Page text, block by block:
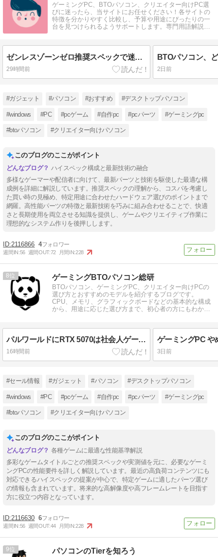
ゲーミングPC、BTOパソコン、クリエイター向けPC選
びに迷ったら、当サイトにお任せください！各サイトの
特徴を分かりやすく比較し、予算や用途にぴったりの一
台を見つけられるようサポートします。専門用語解説付
ゼンレスゾーンゼロ推奨スペックで迷ったら見るべき構成ガイド
29時間前
BTOパソコン、
2日前
#ガジェット #パソコン #おすすめ #デスクトップパソコン
#windows #PC #pcゲーム #自作pc #pcパーツ #ゲーミングpc
#btoパソコン #クリエイター向けパソコン
このブログのここがポイント
ハイスペック構成と最新技術の融合
多様なゲーマーや配信者に向けて、最新パーツと技術を駆使した最適な構
成例を詳細に解説しています。推奨スペックの理解から、コスパを考慮し
た買い時の見極め、特定用途に合わせたハードウェア選びのポイントまで
網羅。高性能パーツの特徴と最新技術を巧みに組み合わせることで、快適
さと長期使用を両立させる知識を提供し、ゲームやクリエイティブ作業に
理想的なシステム作りを後押しします。
2116866 4
週間IN:56 週間OUT:72 月間IN:228
8 ゲーミングBTOパソコン総研
BTOパソコン、ゲーミングPC、クリエイター向けPCの
選び方とおすすめのモデルを紹介するブログです。
CPU、メモリ、グラフィックボードなどの基本的な構成
から、用途に応じた選び方まで、初心者の方にもわかり
パルワールドにRTX 5070は社会人ゲーマーの最適解
16時間前 3日前
#セール情報 #ガジェット #パソコン #デスクトップパソコン
#windows #PC #pcゲーム #自作pc #pcパーツ #ゲーミングpc
#btoパソコン #クリエイター向けパソコン
このブログのここがポイント
各種ゲームに最適な性能基準解説
多彩なゲームタイトルごとの推奨スペックや実測値を元に、必要なゲーミ
ングPCの性能要件を詳しく解説しています。最近の高負荷コンテンツにも
対応できるハイスペックの提案が中心で、特定ゲームに適したパーツ選び
の情報も含まれています。将来的な高解像度や高フレームレートを目指す
方に役立つ内容となっています。
2116630 6
週間IN:56 週間OUT:44 月間IN:228
9 パソコンのTierを知ろう